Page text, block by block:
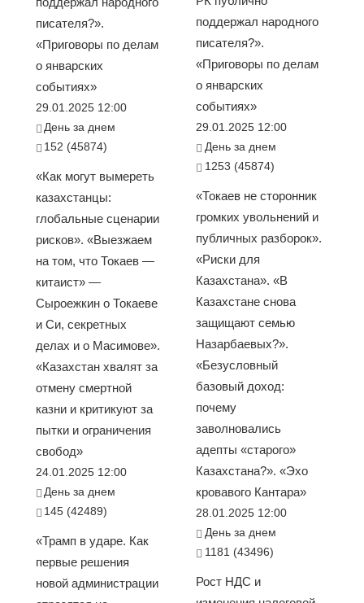
писателя?».
«Приговоры по делам
о январских
событиях»
29.01.2025 12:00
День за днем
152 (45874)
«Как могут вымереть
казахстанцы:
глобальные сценарии
рисков». «Выезжаем
на том, что Токаев —
китаист» —
Сыроежкин о Токаеве
и Си, секретных
делах и о Масимове».
«Казахстан хвалят за
отмену смертной
казни и критикуют за
пытки и ограничения
свобод»
24.01.2025 12:00
День за днем
145 (42489)
«Трамп в ударе. Как
первые решения
новой администрации
поддержал народного
писателя?».
«Приговоры по делам
о январских
событиях»
29.01.2025 12:00
День за днем
1253 (45874)
«Токаев не сторонник
громких увольнений и
публичных разборок».
«Риски для
Казахстана». «В
Казахстане снова
защищают семью
Назарбаевых?».
«Безусловный
базовый доход:
почему
заволновались
адепты «старого»
Казахстана?». «Эхо
кровавого Кантара»
28.01.2025 12:00
День за днем
1181 (43496)
Рост НДС и